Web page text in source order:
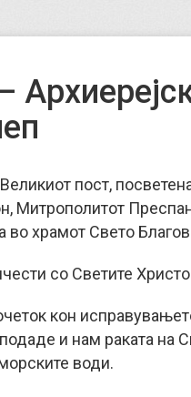
пост,
Митрополитот
во храмот Свето
со Светите
кон
и нам раката на
води.